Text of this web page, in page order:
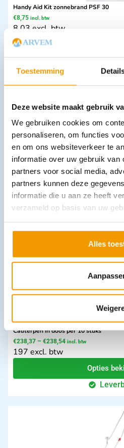
Toestemming
Deze website maakt gebruik
We gebruiken cookies om
personaliseren, om functies
en om ons websiteverkeer te
informatie over uw gebruik van
partners voor social media,
partners kunnen deze
informatie die u aan ze heeft
verzameld op basis van uw
Alles
Handy Aid Kit zonnebrand PSF 30
€8,75 incl. btw
8.03 excl. btw
Massageolie Chemodol
12,04 159,72 incl. btw
9.95 excl. btw
Opties
Cauterpen in doos per 10 stuks
€238,37 – €238,54 incl. btw
197 excl. btw
Opties